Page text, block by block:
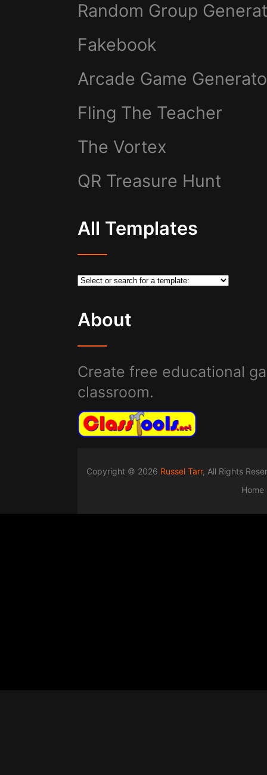
Random Group
Fakebook
Arcade Game
Fling The Teacher
The Vortex
QR Treasure Hunt
All Templates
About
Create free educational
classroom.
Copyright © 2026 Russel Tarr, All Rights
Home